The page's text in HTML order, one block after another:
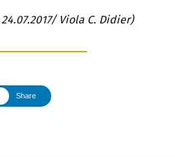
Viola C. Didier)
Share